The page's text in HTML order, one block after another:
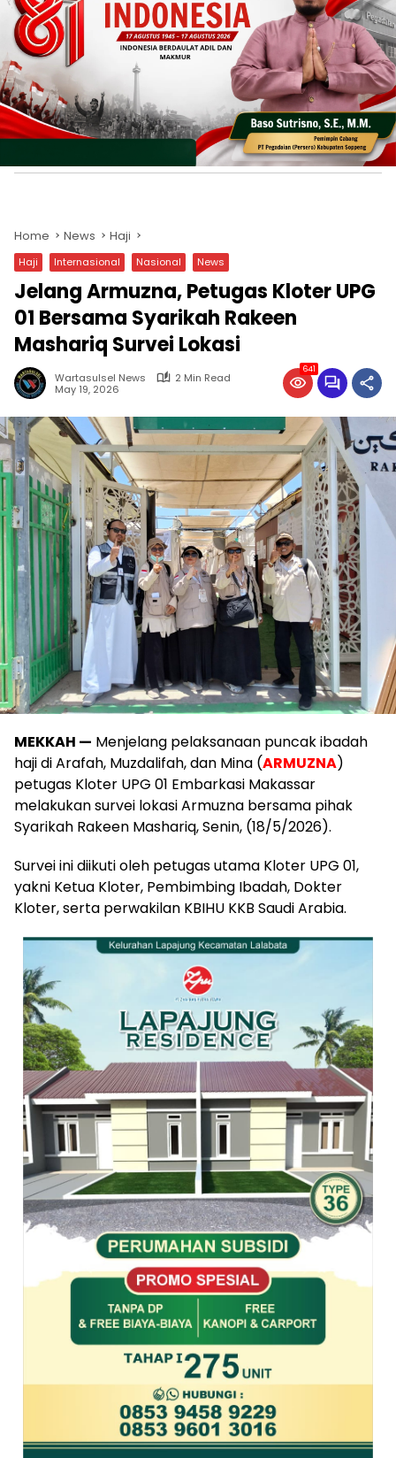
Home News Haji
Haji Internasional Nasional News
Jelang Armuzna, Petugas Kloter UPG
01 Bersama Syarikah Rakeen
Mashariq Survei Lokasi
Wartasulsel News
2 Min Read
May 19, 2026
641
MEKKAH — Menjelang pelaksanaan puncak ibadah
haji di Arafah, Muzdalifah, dan Mina (ARMUZNA)
petugas Kloter UPG 01 Embarkasi Makassar
melakukan survei lokasi Armuzna bersama pihak
Syarikah Rakeen Mashariq, Senin, (18/5/2026).
Survei ini diikuti oleh petugas utama Kloter UPG 01,
yakni Ketua Kloter, Pembimbing Ibadah, Dokter
Kloter, serta perwakilan KBIHU KKB Saudi Arabia.